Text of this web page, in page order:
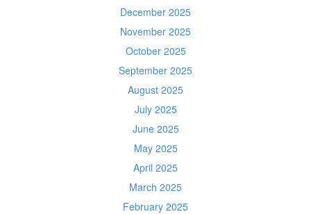
December 2025
November 2025
October 2025
September 2025
August 2025
July 2025
June 2025
May 2025
April 2025
March 2025
February 2025